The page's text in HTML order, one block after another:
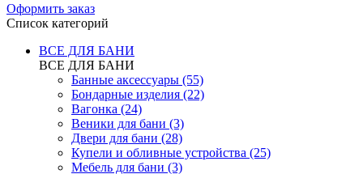
Оформить заказ
Список категорий
ВСЕ ДЛЯ БАНИ
ВСЕ ДЛЯ БАНИ
Банные аксессуары (55)
Бондарные изделия (22)
Вагонка (24)
Веники для бани (3)
Двери для бани (28)
Купели и обливные устройства (25)
Мебель для бани (3)